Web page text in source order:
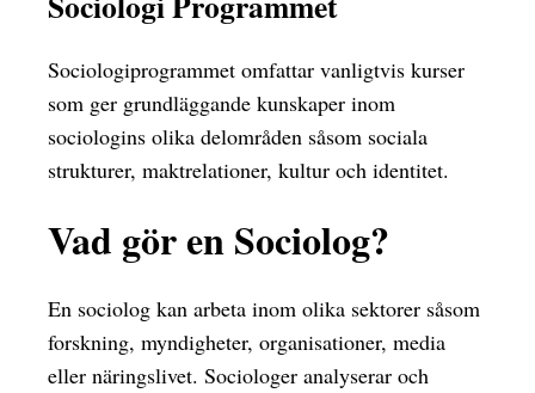
Sociologiprogrammet omfattar vanligtvis kurser
som ger grundläggande kunskaper inom
sociologins olika delområden såsom sociala
strukturer, maktrelationer, kultur och identitet.
Vad gör en Sociolog?
En sociolog kan arbeta inom olika sektorer såsom
forskning, myndigheter, organisationer, media
eller näringslivet. Sociologer analyserar och